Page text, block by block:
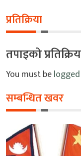
प्रतिक्रिया
तपाइको
You must be
सम्बन्धित खवर